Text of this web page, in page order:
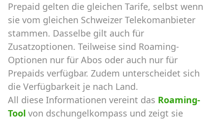
Prepaid gelten die gleichen Tarife, selbst wenn
sie vom gleichen Schweizer Telekomanbieter
stammen. Dasselbe gilt auch für
Zusatzoptionen. Teilweise sind Roaming-
Optionen nur für Abos oder auch nur für
Prepaids verfügbar. Zudem unterscheidet sich
die Verfügbarkeit je nach Land.
All diese Informationen vereint das Roaming-
Tool von dschungelkompass und zeigt sie